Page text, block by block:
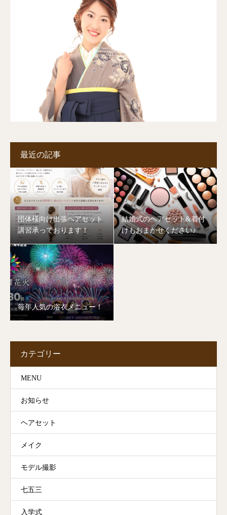
最近の記事
団体様向け出張ヘアセット
講習承っております！
結婚式のヘアセット&着付
けもおまかせください♪
毎年人気の浴衣メニュー！
カテゴリー
MENU
お知らせ
ヘアセット
メイク
モデル撮影
七五三
入学式